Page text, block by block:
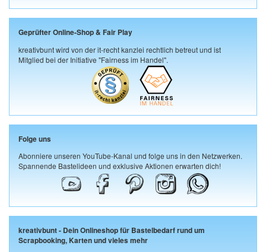
Geprüfter Online-Shop & Fair Play
kreativbunt wird von der it-recht kanzlei rechtlich betreut und ist
Mitglied bei der Initiative "Fairness im Handel".
Folge uns
Abonniere unseren YouTube-Kanal und folge uns in den Netzwerken.
Spannende Bastelideen und exklusive Aktionen erwarten dich!
kreativbunt - Dein Onlineshop für Bastelbedarf rund um
Scrapbooking, Karten und vieles mehr